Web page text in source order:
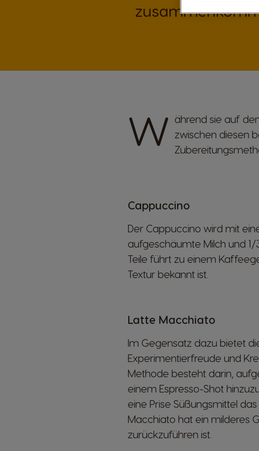
W ährend sie auf
zwischen diesen
Cappuccino
Der Cappuccino wird mit
aufgeschäumte Milch und
Teile führt zu einem
Textur bekannt ist.
Latte Macchiato
Im Gegensatz dazu bietet
Experimentierfreude und
Methode besteht darin,
einem Espresso-Shot
eine Prise Süßungsmittel
Macchiato hat ein milderes
zurückzuführen ist.